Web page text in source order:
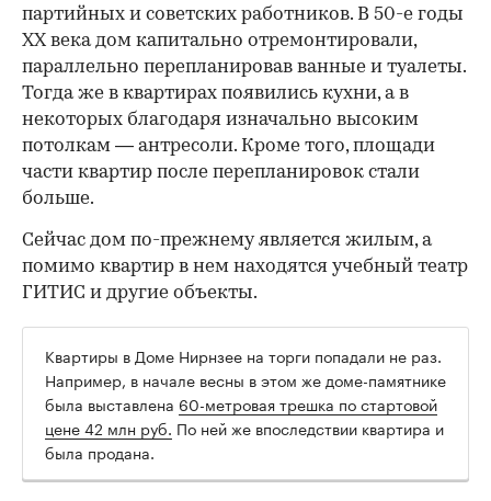
партийных и советских работников. В 50-е годы
ХХ века дом капитально отремонтировали,
параллельно перепланировав ванные и туалеты.
Тогда же в квартирах появились кухни, а в
некоторых благодаря изначально высоким
потолкам — антресоли. Кроме того, площади
части квартир после перепланировок стали
больше.
Сейчас дом по-прежнему является жилым, а
помимо квартир в нем находятся учебный театр
ГИТИС и другие объекты.
Квартиры в Доме Нирнзее на торги попадали не раз.
Например, в начале весны в этом же доме-памятнике
была выставлена 60-метровая трешка по стартовой
цене 42 млн руб. По ней же впоследствии квартира и
была продана.